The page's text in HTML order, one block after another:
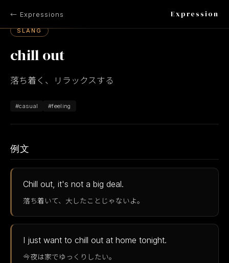
← Expressions Expression
SLANG
chill out
落ち着く、リラックスする
#casual #feeling
例文
Chill out, it's not a big deal.
落ち着いて、大したことじゃないよ。
I just want to chill out at home tonight.
今夜は家でゆっくりしたい。